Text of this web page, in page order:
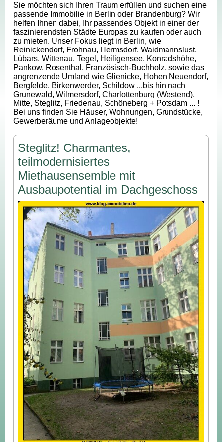
Sie möchten sich Ihren Traum erfüllen und suchen eine
passende Immobilie in Berlin oder Brandenburg? Wir
helfen Ihnen dabei, Ihr passendes Objekt in einer der
faszinierendsten Städte Europas zu kaufen oder auch
zu mieten. Unser Fokus liegt in Berlin, wie
Reinickendorf, Frohnau, Hermsdorf, Waidmannslust,
Lübars, Wittenau, Tegel, Heiligensee, Konradshöhe,
Pankow, Rosenthal, Französisch-Buchholz, sowie das
angrenzende Umland wie Glienicke, Hohen Neuendorf,
Bergfelde, Birkenwerder, Schildow ...bis hin nach
Grunewald, Wilmersdorf, Charlottenburg (Westend),
Mitte, Steglitz, Friedenau, Schöneberg + Potsdam ... !
Bei uns finden Sie Häuser, Wohnungen, Grundstücke,
Gewerberäume und Anlageobjekte!
Steglitz! Charmantes,
teilmodernisiertes
Miethausensemble mit
Ausbaupotential im Dachgeschoss